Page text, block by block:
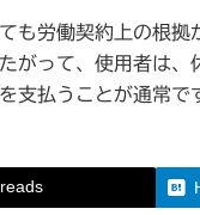
労働契約上の根拠
って、使用者は、
支払うことが通常で